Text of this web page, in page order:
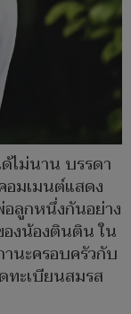
ไม่นาน บรรดา
อมเมนต์แสดง
ลูกหนึ่งกันอย่าง
งน้องตินติน ใน
นะครอบครัวกับ
ทะเบียนสมรส